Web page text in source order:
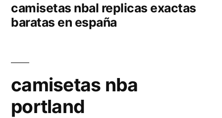
camisetas nbal replicas exactas
baratas en españa
camisetas nba
portland